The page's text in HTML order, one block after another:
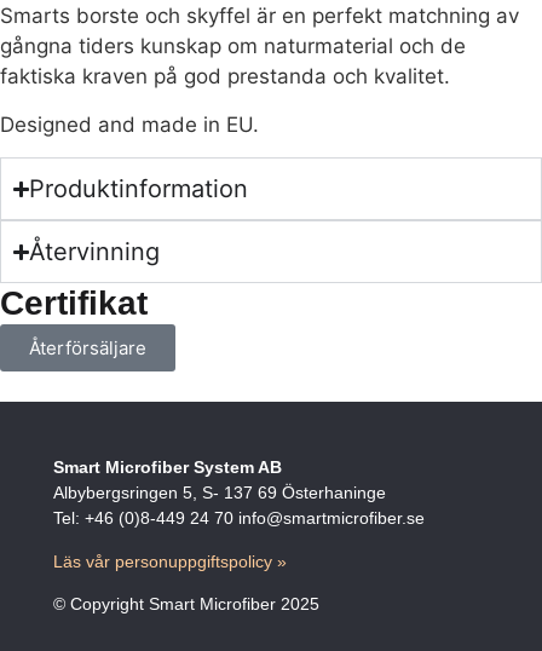
Smarts borste och skyffel är en perfekt matchning av
gångna tiders kunskap om naturmaterial och de
faktiska kraven på god prestanda och kvalitet.
Designed and made in EU.
Produktinformation
Återvinning
Certifikat
Återförsäljare
Smart Microfiber System AB
Albybergsringen 5, S- 137 69 Österhaninge
Tel: +46 (0)8-449 24 70 info@smartmicrofiber.se
Läs vår personuppgiftspolicy »
© Copyright Smart Microfiber 2025